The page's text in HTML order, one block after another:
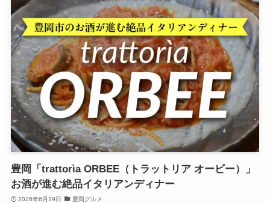
豊岡「trattorìa ORBEE（トラットリア オービー）」
お酒が進む絶品イタリアンディナー
2026年6月29日 豊岡グルメ